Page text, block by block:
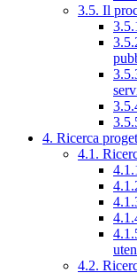
3.5. Il
4. Ricerca
4.1.
4.2.